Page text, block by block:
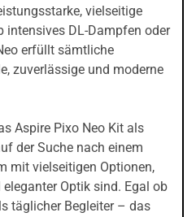
vielseitige
intensives DL-Dampfen oder
erfüllt sämtliche
zuverlässige und moderne
Aspire Pixo Neo Kit als
der Suche nach einem
mit vielseitigen Optionen,
Optik sind. Egal ob
täglicher Begleiter – das